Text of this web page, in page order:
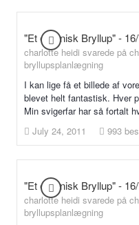
"Et organisk Bryllup" -
charlotte heidi svarede på
bryllupsplanlægning
I kan lige få et billede af
blevet helt fantastisk. Hver
Min svigerfar har så fortalt
July 24, 2011
993
"Et organisk Bryllup" -
charlotte heidi svarede på
bryllupsplanlægning